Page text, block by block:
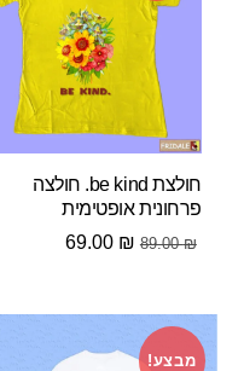
חולצת be kind. חולצה
פרחונית אופטימית
89.00₪
המחיר
69.00 ₪
המחיר
מבצע!